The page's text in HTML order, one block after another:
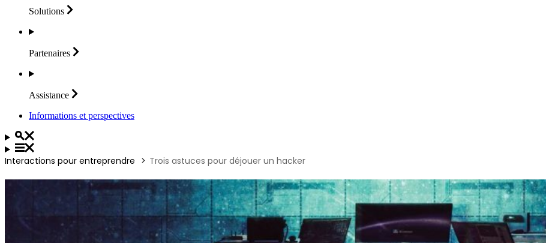
Solutions
Partenaires
Assistance
Informations et perspectives
Interactions pour entreprendre Trois astuces pour déjouer un hacker